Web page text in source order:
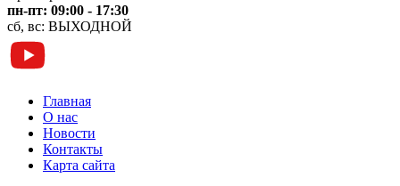
пн-пт: 09:00 - 17:30
сб, вс: ВЫХОДНОЙ
Главная
О нас
Новости
Контакты
Карта сайта